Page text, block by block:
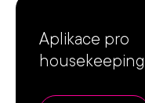
Aplikace pro
housekeeping